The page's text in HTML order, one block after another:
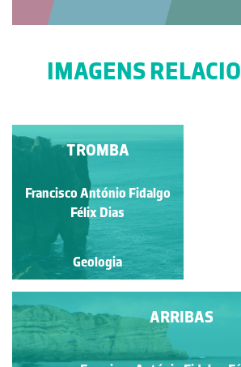
IMAGENS
ESPINHO DE
ECHINODERMATA
(ECHINOIDEA)
FOSSILIZADO
Francisco António Fidalgo
Félix Dias
Geologia
ARRIBAS
TROMBA
Francisco António Fidalgo
Félix Dias
Geologia